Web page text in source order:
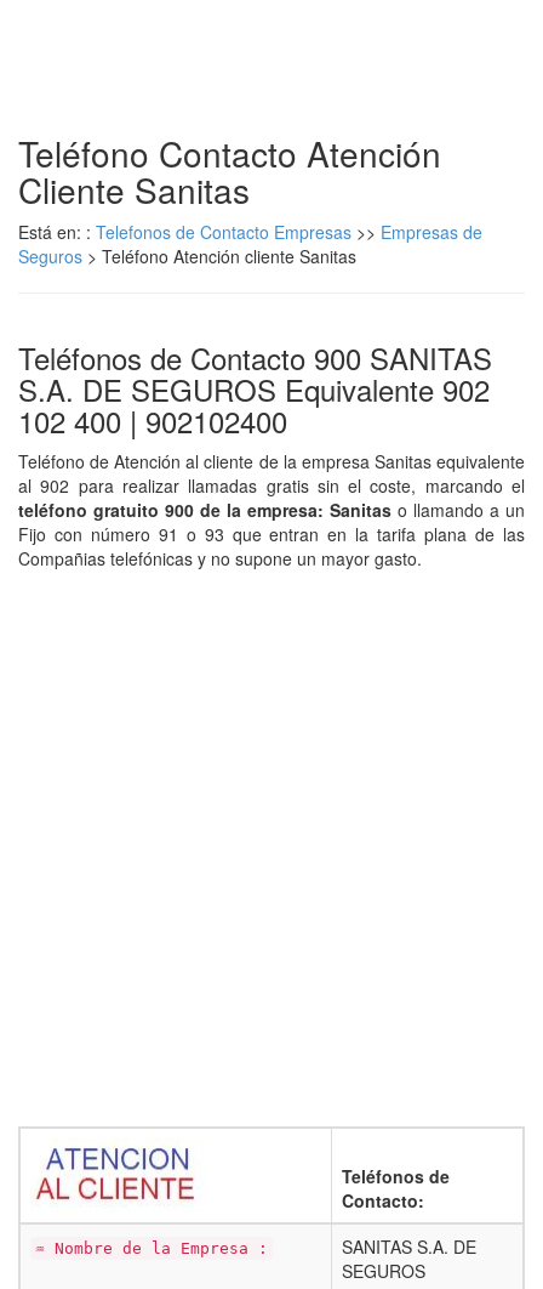
Teléfono Contacto Atención
Cliente Sanitas
Está en: : Telefonos de Contacto Empresas >> Empresas de
Seguros > Teléfono Atención cliente Sanitas
Teléfonos de Contacto 900 SANITAS
S.A. DE SEGUROS Equivalente 902
102 400 | 902102400
Teléfono de Atención al cliente de la empresa Sanitas equivalente
al 902 para realizar llamadas gratis sin el coste, marcando el
teléfono gratuito 900 de la empresa: Sanitas o llamando a un
Fijo con número 91 o 93 que entran en la tarifa plana de las
Compañias telefónicas y no supone un mayor gasto.
Teléfonos de
Contacto:
♒ Nombre de la Empresa :
SANITAS S.A. DE
SEGUROS